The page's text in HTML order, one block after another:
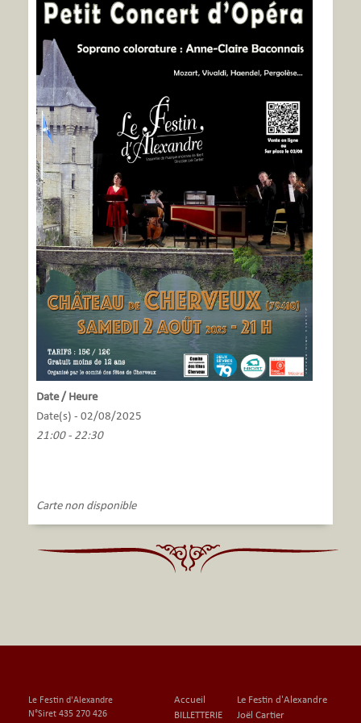
Date / Heure
Date(s) - 02/08/2025
21:00 - 22:30
Carte non disponible
Le Festin d'Alexandre
N°Siret 435 270 426
Accueil
BILLETTERIE
Le Festin d'Alexandre
Joël Cartier